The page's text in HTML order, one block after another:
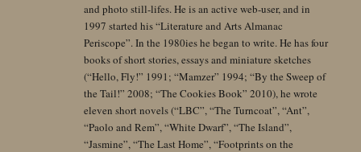
and photo still-lifes. He is an active web-user, and in
1997 started his “Literature and Arts Almanac
Periscope”. In the 1980ies he began to write. He has four
books of short stories, essays and miniature sketches
(“Hello, Fly!” 1991; “Mamzer” 1994; “By the Sweep of
the Tail!” 2008; “The Cookies Book” 2010), he wrote
eleven short novels (“LBC”, “The Turncoat”, “Ant”,
“Paolo and Rem”, “White Dwarf”, “The Island”,
“Jasmine”, “The Last Home”, “Footprints on the